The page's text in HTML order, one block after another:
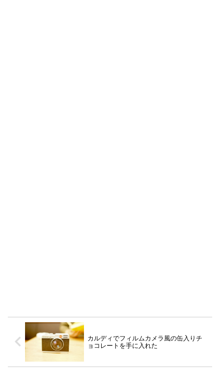
カルディでフィルムカメラ風の缶入りチ
ョコレートを手に入れた